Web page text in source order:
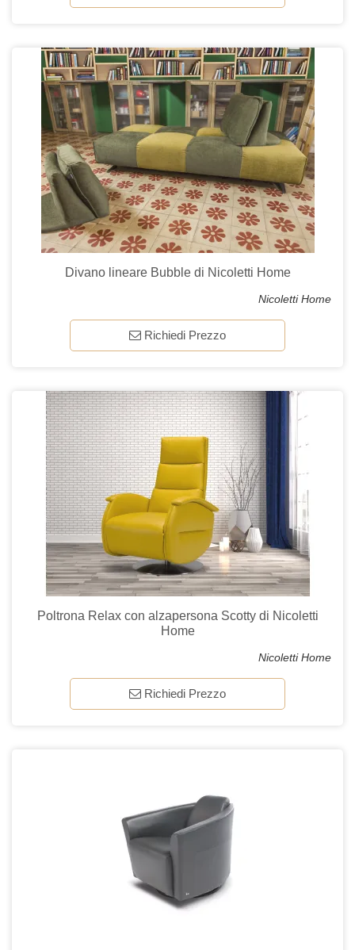
Divano lineare Bubble di Nicoletti Home
Nicoletti Home
Richiedi Prezzo
Poltrona Relax con alzapersona Scotty di Nicoletti
Home
Nicoletti Home
Richiedi Prezzo